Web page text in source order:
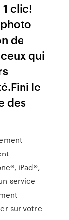
clic!
de
qui
le
des
iPad®,
service
sur votre